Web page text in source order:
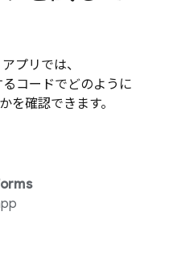
プリでは、
コードでどのように
を確認できます。